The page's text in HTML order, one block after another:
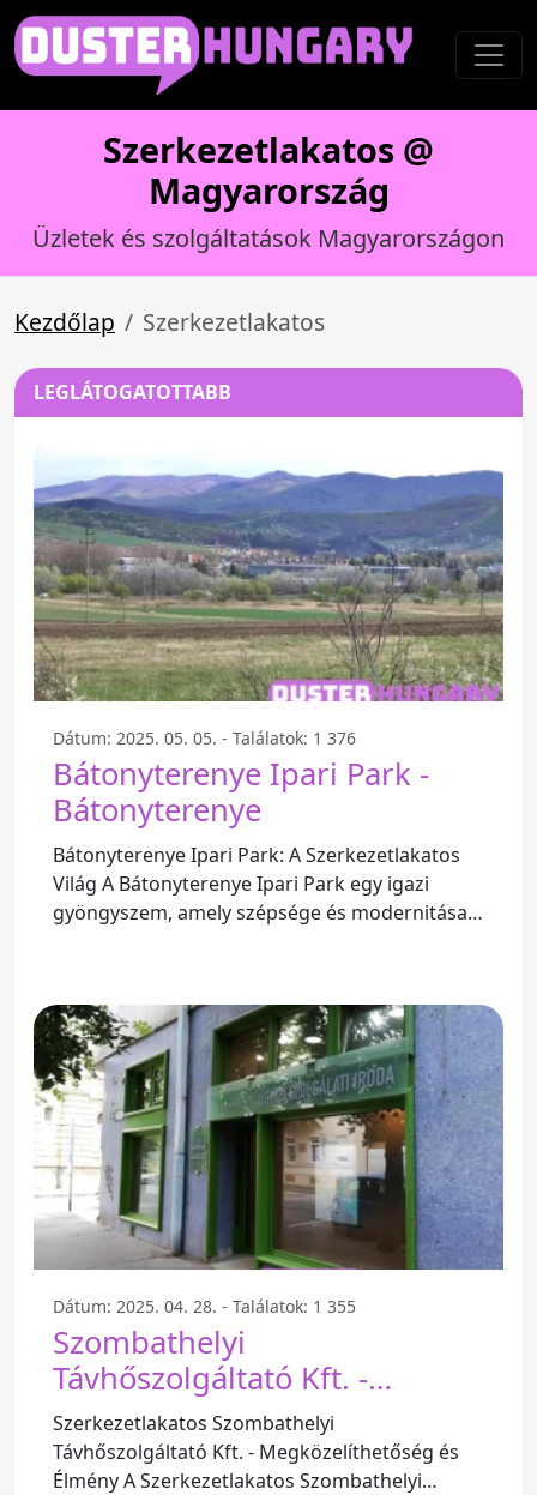
Szerkezetlakatos @
Magyarország
Üzletek és szolgáltatások Magyarországon
Kezdőlap Szerkezetlakatos
LEGLÁTOGATOTTABB
Dátum: 2025. 05. 05. - Találatok: 1 376
Bátonyterenye Ipari Park -
Bátonyterenye
Bátonyterenye Ipari Park: A Szerkezetlakatos
Világ A Bátonyterenye Ipari Park egy igazi
gyöngyszem, amely szépsége és modernitása
Dátum: 2025. 04. 28. - Találatok: 1 355
Szombathelyi
Távhőszolgáltató Kft. -
Szombathely
Szerkezetlakatos Szombathelyi
Távhőszolgáltató Kft. - Megközelíthetőség és
Élmény A Szerkezetlakatos Szombathelyi